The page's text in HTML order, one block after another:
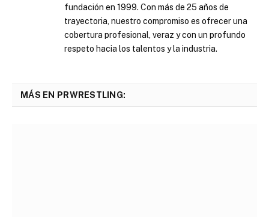
fundación en 1999. Con más de 25 años de
trayectoria, nuestro compromiso es ofrecer una
cobertura profesional, veraz y con un profundo
respeto hacia los talentos y la industria.
MÁS EN PRWRESTLING: